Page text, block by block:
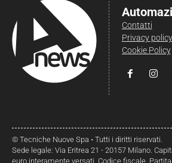
Contatti
Privacy policy
Cookie Policy
© Tecniche Nuove Spa • Tutti i diritti riservati.
Sede legale: Via Eritrea 21 - 20157 Milano.
euro interamente versati. Codice fiscale, Partita